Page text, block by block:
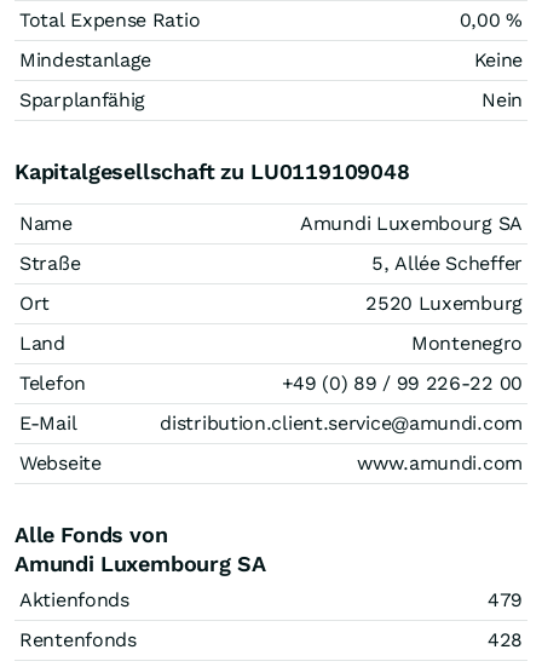
Total Expense Ratio
0,00 %
Mindestanlage
Keine
Sparplanfähig
Nein
Kapitalgesellschaft zu LU0119109048
Name
Amundi Luxembourg SA
Straße
5, Allée Scheffer
Ort
2520 Luxemburg
Land
Montenegro
Telefon
+49 (0) 89 / 99 226-22 00
E-Mail
distribution.client.service@amundi.com
Webseite
www.amundi.com
Alle Fonds von
Amundi Luxembourg SA
Aktienfonds
479
Rentenfonds
428